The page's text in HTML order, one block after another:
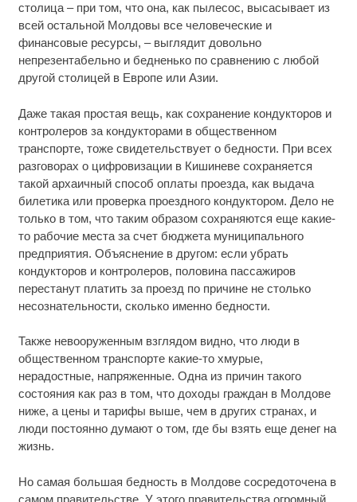
столица – при том, что она, как пылесос, высасывает из
всей остальной Молдовы все человеческие и
финансовые ресурсы, – выглядит довольно
непрезентабельно и бедненько по сравнению с любой
другой столицей в Европе или Азии.
Даже такая простая вещь, как сохранение кондукторов и
контролеров за кондукторами в общественном
транспорте, тоже свидетельствует о бедности. При всех
разговорах о цифровизации в Кишиневе сохраняется
такой архаичный способ оплаты проезда, как выдача
билетика или проверка проездного кондуктором. Дело не
только в том, что таким образом сохраняются еще какие-
то рабочие места за счет бюджета муниципального
предприятия. Объяснение в другом: если убрать
кондукторов и контролеров, половина пассажиров
перестанут платить за проезд по причине не столько
несознательности, сколько именно бедности.
Также невооруженным взглядом видно, что люди в
общественном транспорте какие-то хмурые,
нерадостные, напряженные. Одна из причин такого
состояния как раз в том, что доходы граждан в Молдове
ниже, а цены и тарифы выше, чем в других странах, и
люди постоянно думают о том, где бы взять еще денег на
жизнь.
Но самая большая бедность в Молдове сосредоточена в
самом правительстве. У этого правительства огромный